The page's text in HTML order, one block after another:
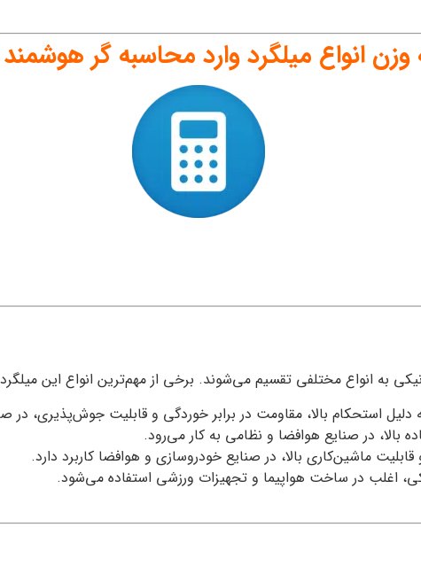
انواع میلگرد وارد محاسبه گر هوشمند
به انواع مختلفی تقسیم می‌شوند. برخی از مهم‌ترین انواع این
به دلیل استحکام بالا، مقاومت در برابر خوردگی و قابلیت جوش‌پذیری، در
بالا، در صنایع هوافضا و نظامی به کار می‌رود.
ماشین‌کاری بالا، در صنایع خودروسازی و هوافضا کاربرد دارد.
اغلب در ساخت هواپیما و تجهیزات ورزشی استفاده می‌شود.